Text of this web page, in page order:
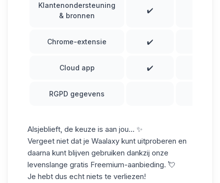
Klantenondersteuning
& bronnen
✔️
Chrome-extensie ✔️
Cloud app ✔️
RGPD gegevens
Alsjeblieft, de keuze is aan jou... ✨
Vergeet niet dat je Waalaxy kunt uitproberen en
daarna kunt blijven gebruiken dankzij onze
levenslange gratis Freemium-aanbieding. 💘
Je hebt dus echt niets te verliezen!